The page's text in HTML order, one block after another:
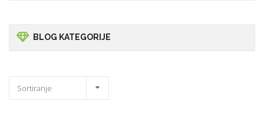
BLOG KATEGORIJE
Sortiranje